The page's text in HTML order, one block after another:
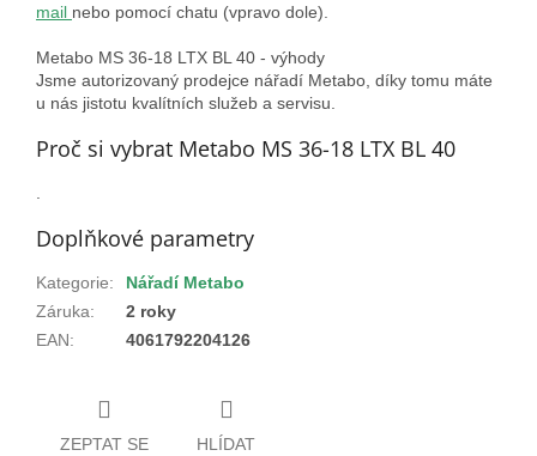
mail nebo pomocí chatu (vpravo dole).
Metabo MS 36-18 LTX BL 40 - výhody
Jsme autorizovaný prodejce nářadí Metabo, díky tomu máte
u nás jistotu kvalítních služeb a servisu.
Proč si vybrat Metabo MS 36-18 LTX BL 40
Doplňkové parametry
Kategorie:
Nářadí Metabo
Záruka:
2 roky
EAN: 4061792204126
ZEPTAT SE HLÍDAT